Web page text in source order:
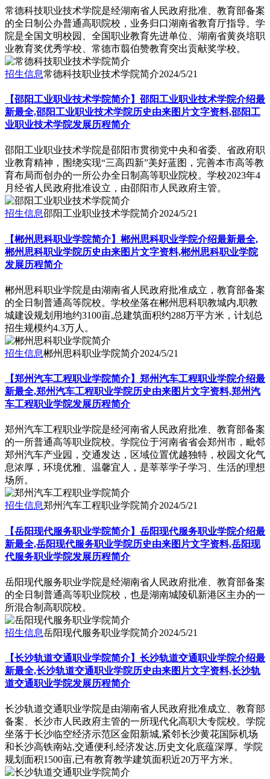
常德科技职业技术学院是经湖南省人民政府批准、教育部备案
的全日制公办普通高职院校，业务归口湖南省教育厅指导。学
院是全国文明校园、全国职业教育先进单位、湖南省黄炎培职
业教育奖优秀学校、常德市翦伯赞教育突出贡献奖学校。
招生信息常德科技职业技术学院简介2024/5/21
【邵阳工业职业技术学院简介】邵阳工业职业技术学院介绍最
新最全,邵阳工业职业技术学院历史由来图片文字资料,邵阳工
业职业技术学院发展历程简介
邵阳工业职业技术学院是邵阳市贯彻党中央和省委、省政府职
业教育精神，围绕实现“三高四新”美好蓝图，完善本市高等教
育布局而创办的一所公办全日制高等职业院校。学校2023年4
月经省人民政府批准设立，由邵阳市人民政府主管。
招生信息邵阳工业职业技术学院简介2024/5/21
【郴州思科职业学院简介】郴州思科职业学院介绍最新最全,
郴州思科职业学院历史由来图片文字资料,郴州思科职业学院
发展历程简介
​郴州思科职业学院是由湖南省人民政府批准成立，教育部备案
的全日制普通高等院校。学校坐落在郴州思科职教城内,职教
城建设规划用地约3100亩,总建筑面积约288万平方米，计划总
招生规模约4.3万人。
招生信息郴州思科职业学院简介2024/5/21
【郑州汽车工程职业学院简介】郑州汽车工程职业学院介绍最
新最全,郑州汽车工程职业学院历史由来图片文字资料,郑州汽
车工程职业学院发展历程简介
郑州汽车工程职业学院是经河南省人民政府批准、教育部备案
的一所普通高等职业院校。学院位于河南省省会郑州市，毗邻
郑州汽车产业园，交通发达，区域位置优越独特，校园文化气
息浓厚，环境优雅、温馨宜人，是莘莘学子学习、生活的理想
场所。
招生信息郑州汽车工程职业学院简介2024/5/21
【岳阳现代服务职业学院简介】岳阳现代服务职业学院介绍最
新最全,岳阳现代服务职业学院历史由来图片文字资料,岳阳现
代服务职业学院发展历程简介
岳阳现代服务职业学院是经湖南省人民政府批准、教育部备案
的全日制普通高等职业院校，也是湖南城陵矶新港区主办的一
所混合制高职院校。
招生信息岳阳现代服务职业学院简介2024/5/21
【长沙轨道交通职业学院简介】长沙轨道交通职业学院介绍最
新最全,长沙轨道交通职业学院历史由来图片文字资料,长沙轨
道交通职业学院发展历程简介
​长沙轨道交通职业学院是由湖南省人民政府批准成立、教育部
备案、长沙市人民政府主管的一所现代化高职大专院校。学院
坐落于长沙临空经济示范区金阳新城,紧邻长沙黄花国际机场
和长沙高铁南站,交通便利,经济发达,历史文化底蕴深厚。学院
规划面积1500亩,已有教育教学建筑面积近20万平方米。